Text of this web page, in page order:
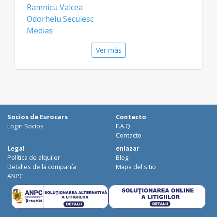
automóviles con chófer, minibuses o cualquier
tipo de transporte para encontrar la mejor
oferta.
Ramnicu Valcea
Odorheiu Secuiesc
Medias
Ver más
Socios de Eurocars
Login Socios
Contacto
F.A.Q.
Contacto
Legal
Política de alquiler
Detalles de la compañía
ANPC
enlazar
Blog
Mapa del sitio